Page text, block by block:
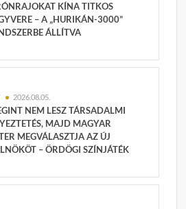
KÍNA TITKOS
– A „HURIKÁN-3000”
ÁLLÍTVA
2026.08.05.
NEM LESZ TÁRSADALMI
MAJD MAGYAR
MEGVÁLASZTJA AZ ÚJ
– ÖRDÖGI SZÍNJÁTÉK